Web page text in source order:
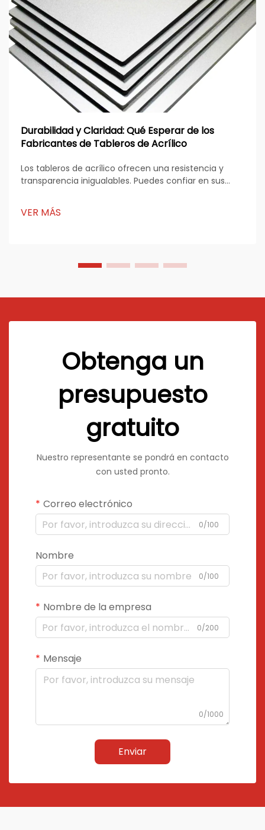
Durabilidad y Claridad: Qué Esperar de los
Fabricantes de Tableros de Acrílico
Los tableros de acrílico ofrecen una resistencia y
transparencia inigualables. Puedes confiar en sus
y mantener la claridad a lo largo del tiempo. Las
técnicas de fabricación avanzadas mejoran su
VER MÁS
Obtenga un
presupuesto
gratuito
Nuestro representante se pondrá en contacto
con usted pronto.
Correo electrónico
0/100
Nombre
0/100
Nombre de la empresa
0/200
Mensaje
0/1000
Enviar